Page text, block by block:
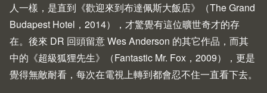
人一樣，是直到《歡迎來到布達佩斯大飯店》（The Grand
Budapest Hotel ，2014），才驚覺有這位曠世奇才的存
在。後來 DR 回頭留意 Wes Anderson 的其它作品，而其
中的《超級狐狸先生》（Fantastic Mr. Fox ，2009），更是
覺得無敵耐看，每次在電視上轉到都會忍不住一直看下去。